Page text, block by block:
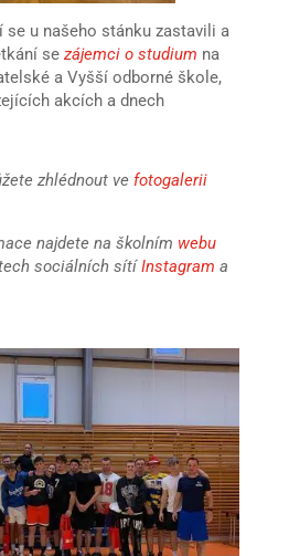
se u našeho stánku zastavili a
se zájemci o studium na
a Vyšší odborné škole,
akcích a dnech
zhlédnout ve fotogalerii
najdete na školním webu
sociálních sítíInstagram a